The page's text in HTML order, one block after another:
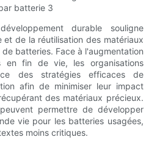
durable souligne
de la réutilisation des matériaux
batteries. Face à l'augmentation
en fin de vie, les organisations
des stratégies efficaces de
afin de minimiser leur impact
des matériaux précieux.
permettre de développer
vie pour les batteries usagées,
moins critiques.